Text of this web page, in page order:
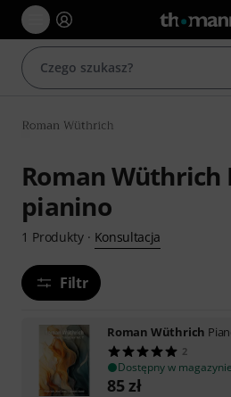
Roman Wüthrich
pianino
1 Produkty· Konsultacja
Filtr
Roman Wüthrich
2
Dostępny w magazynie
85zł